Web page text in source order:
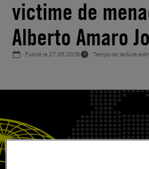
victime de
Alberto Amaro
Publié le27.05.2026 Temps de lecture